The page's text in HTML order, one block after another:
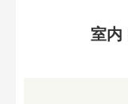
室内